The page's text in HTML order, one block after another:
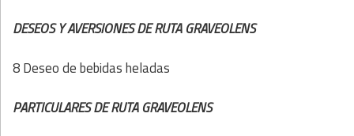
DESEOS Y AVERSIONES DE RUTA GRAVEOLENS
8 Deseo de bebidas heladas
PARTICULARES DE RUTA GRAVEOLENS